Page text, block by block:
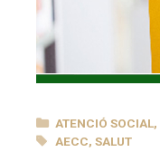
CATEGORIES
ATENCIÓ SOCIAL,
ETIQUETES
AECC,SALUT